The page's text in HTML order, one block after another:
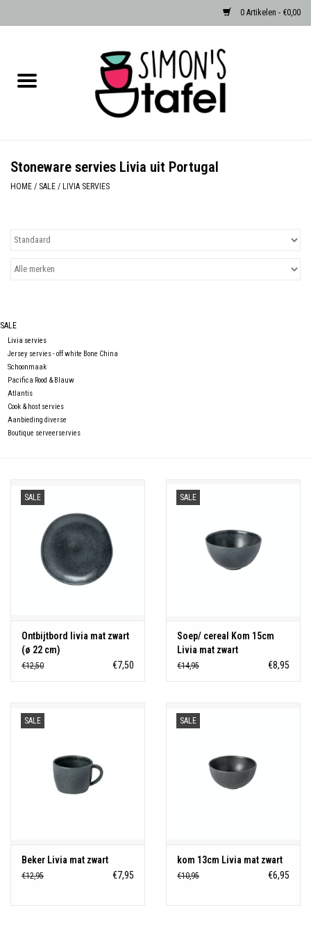
0 Artikelen - €0,00
Albast waxinehouders van Zenza
Dierenlampen
Cadeaubonnen
Stoneware servies Livia uit Portugal
HOME / SALE / LIVIA SERVIES
SALE
Livia servies
Jersey servies - off white Bone China
Schoonmaak
Pacifica Rood & Blauw
Atlantis
Cook & host servies
Aanbieding diverse
Boutique serveerservies
SALE
Ontbijtbord livia mat zwart
(ø 22 cm)
€12,50 €7,50
SALE
Soep/ cereal Kom 15cm
Livia mat zwart
€14,95 €8,95
SALE
Beker Livia mat zwart
€12,95 €7,95
SALE
kom 13cm Livia mat zwart
€10,95 €6,95